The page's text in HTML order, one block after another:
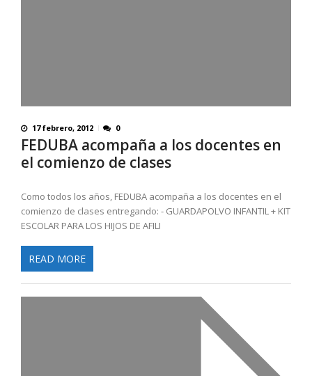
17 febrero, 2012 0
FEDUBA acompaña a los docentes en
el comienzo de clases
Como todos los años, FEDUBA acompaña a los docentes en el
comienzo de clases entregando: - GUARDAPOLVO INFANTIL + KIT
ESCOLAR PARA LOS HIJOS DE AFILI
READ MORE